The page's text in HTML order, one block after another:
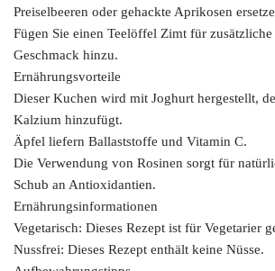
Preiselbeeren oder gehackte Aprikosen
Fügen Sie einen Teelöffel Zimt für
Geschmack hinzu.
Ernährungsvorteile
Dieser Kuchen wird mit Joghurt hergestellt,
Kalzium hinzufügt.
Äpfel liefern Ballaststoffe und Vitamin C.
Die Verwendung von Rosinen sorgt für
Schub an Antioxidantien.
Ernährungsinformationen
Vegetarisch: Dieses Rezept ist für Vegetarier
Nussfrei: Dieses Rezept enthält keine Nüsse.